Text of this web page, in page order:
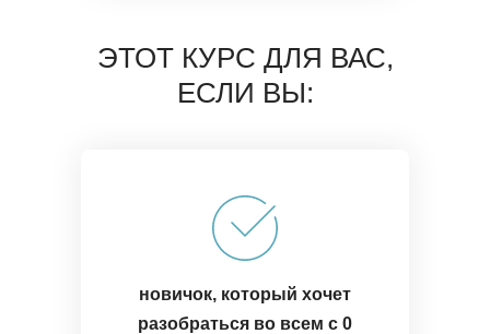
ЭТОТ КУРС ДЛЯ ВАС,
ЕСЛИ ВЫ:
новичок, который хочет
разобраться во всем с 0